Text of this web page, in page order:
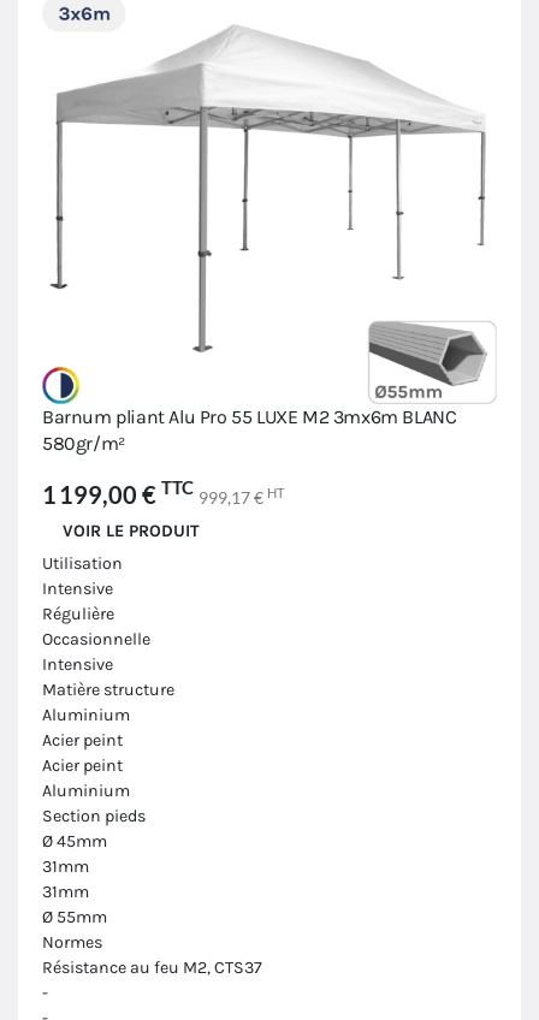
Barnum pliant Alu Pro 55 LUXE M2 3mx6m BLANC
580gr/m²
1 199,00 € TTC 999,17 € HT
VOIR LE PRODUIT
Utilisation
Intensive
Régulière
Occasionnelle
Intensive
Matière structure
Aluminium
Acier peint
Acier peint
Aluminium
Section pieds
Ø 45mm
31mm
31mm
Ø 55mm
Normes
Résistance au feu M2, CTS37
-